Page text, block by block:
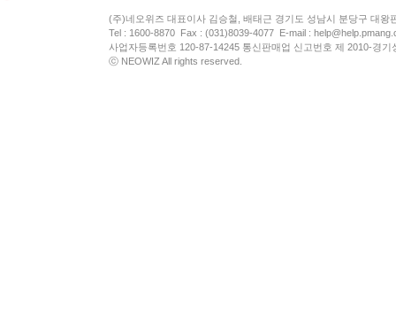
(주)네오위즈 대표이사 김승철, 배태근 경기도 성남시 분당구 대왕
Tel : 1600-8870 Fax : (031)8039-4077 E-mail :
사업자등록번호 120-87-14245 통신판매업 신고번호 제 2010-경
ⓒ NEOWIZ All rights reserved.